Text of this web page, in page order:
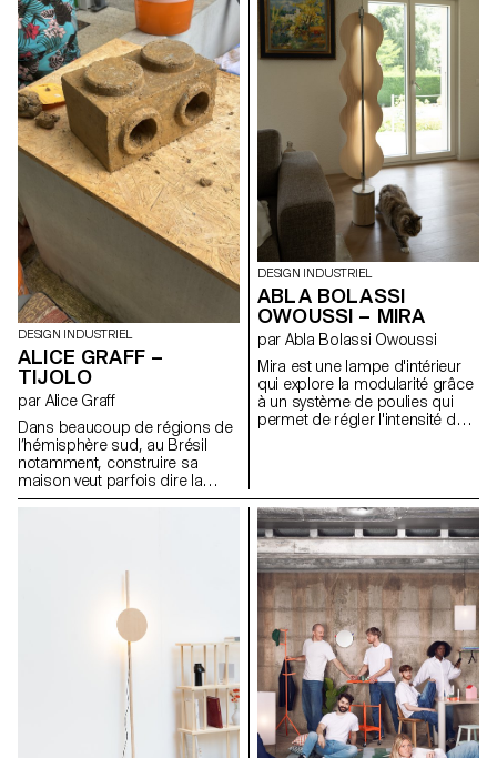
surface. Il s’agit d’un
changement de regard sur la
nature, mais cette fois-ci au
sens littéral, grâce à des
instruments de vision destinés
à aider les curieux et curieuses
de la faune et de la flore. Nous
avons donc ici une longue-vue,
une loupe et un aquascope, qui
veulent jouer avec la physique
optique tout en illustrant ses
propriétés dans une démarche
pédagogique.
deux transats, orientables
selon les envies, côte à côte ou
encore face à face. Les assises
offrent deux positions, dont une
semi-allongée idéale pour la
sieste. Grâce à un système de
connecteurs vissés, la structure
est solide, démontable et
adaptable. Elle permet de
composer librement des îlots
de détente, au jardin ou au
bord de l’eau.
DESIGN INDUSTRIEL
ALICE GRAFF –
TIJOLO
par Alice Graff
Dans beaucoup de régions de
l’hémisphère sud, au Brésil
notamment, construire sa
maison veut parfois dire la
construire soi-même. Avec peu
briques en terre crue, séchées
et de papier recyclé. Elles
s’emboîtent en quinconce,
sans mortier, sans outillage
lourd. Sur leur face, deux
volumes : pour clipser des
gaines, des tuyaux. Sans
percer, sans casser. On peut
changer d’avis. On peut aussi
les boucher, laisser une trace,
DESIGN INDUSTRIEL
ABLA BOLASSI
OWOUSSI – MIRA
par Abla Bolassi Owoussi
Mira est une lampe d'intérieur
qui explore la modularité grâce
à un système de poulies qui
permet de régler l'intensité de
sur la lumière et la forme. Ce
projet répond à un besoin de
flexibilité dans l'espace
domestique et reflète une
recherche personnelle sur
l'objet évolutif, à mi-chemin
entre technicité discrète et
expression poétique de la
matière.